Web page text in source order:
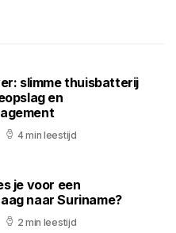
slimme thuisbatterij
en
4 min leestijd
je voor een
naar Suriname?
2 min leestijd